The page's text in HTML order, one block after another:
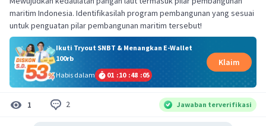
maritim Indonesia. Identifikasilah program pembangunan yang sesuai
untuk penguatan pilar pembangunan maritim tersebut!
Ikuti Tryout SNBT & Menangkan E-Wallet
100rb
Habis dalam
01 :10 :48 :05
Klaim
1 2 Jawaban terverifikasi